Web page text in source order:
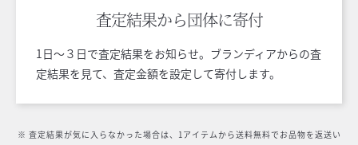
査定結果から団体に寄付
1日〜３日で査定結果をお知らせ。ブランディアからの査
定結果を見て、査定金額を設定して寄付します。
※ 査定結果が気に入らなかった場合は、1アイテムから送料無料でお品物を返送い